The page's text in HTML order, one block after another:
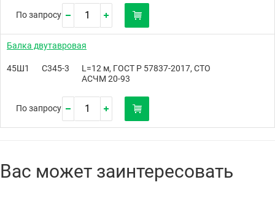
По запросу
Балка двутавровая
45Ш1 С345-3
L=12 м, ГОСТ Р 57837-2017, СТО
АСЧМ 20-93
По запросу
Вас может заинтересовать